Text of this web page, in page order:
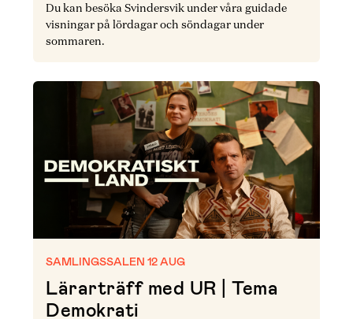
Du kan besöka Svindersvik under våra guidade
visningar på lördagar och söndagar under
sommaren.
SAMLINGSSALEN 12 AUG
Lärarträff med UR | Tema
Demokrati